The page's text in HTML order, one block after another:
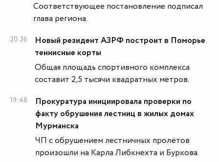
Соответствующее постановление подписал
глава региона.
20:36
Новый резидент АЗРФ построит в Поморье
теннисные корты
Общая площадь спортивного комплекса
составит 2,5 тысячи квадратных метров.
19:48
Прокуратура инициировала проверки по
факту обрушения лестниц в жилых домах
Мурманска
ЧП с обрушением лестничных пролётов
произошли на Карла Либкнехта и Буркова.